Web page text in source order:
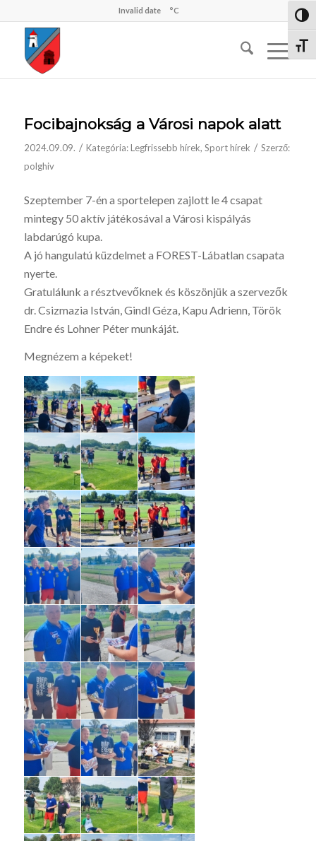
Invalid date °C
Focibajnokság a Városi napok alatt
2024.09.09. / Kategória:Legfrissebb hírek, Sport hírek / Szerző:
polghiv
Szeptember 7-én a sportelepen zajlott le 4 csapat
mintegy 50 aktív játékosával a Városi kispályás
labdarúgó kupa.
A jó hangulatú küzdelmet a FOREST-Lábatlan csapata
nyerte.
Gratulálunk a résztvevőknek és köszönjük a szervezők
dr. Csizmazia István, Gindl Géza, Kapu Adrienn, Török
Endre és Lohner Péter munkáját.
Megnézem a képeket!